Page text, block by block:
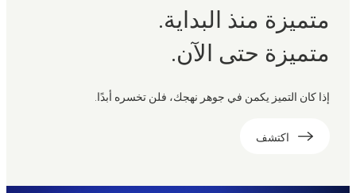
متميزة منذ البداية.
متميزة حتى الآن.
إذا كان التميز يكمن في جوهر نهجك، فلن تخسره أبدًا.
اكتشف